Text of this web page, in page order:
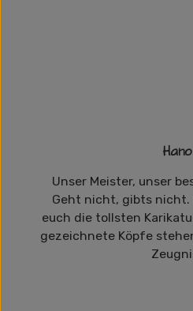
Hano
Unser Meister, unser
Geht nicht, gibts
euch die tollsten
gezeichnete Köpfe